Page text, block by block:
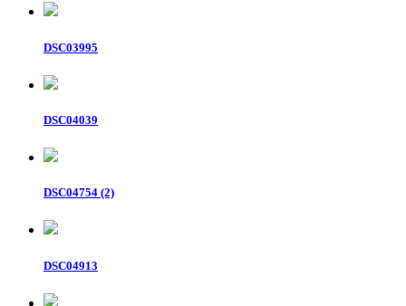
DSC03995
DSC04039
DSC04754 (2)
DSC04913